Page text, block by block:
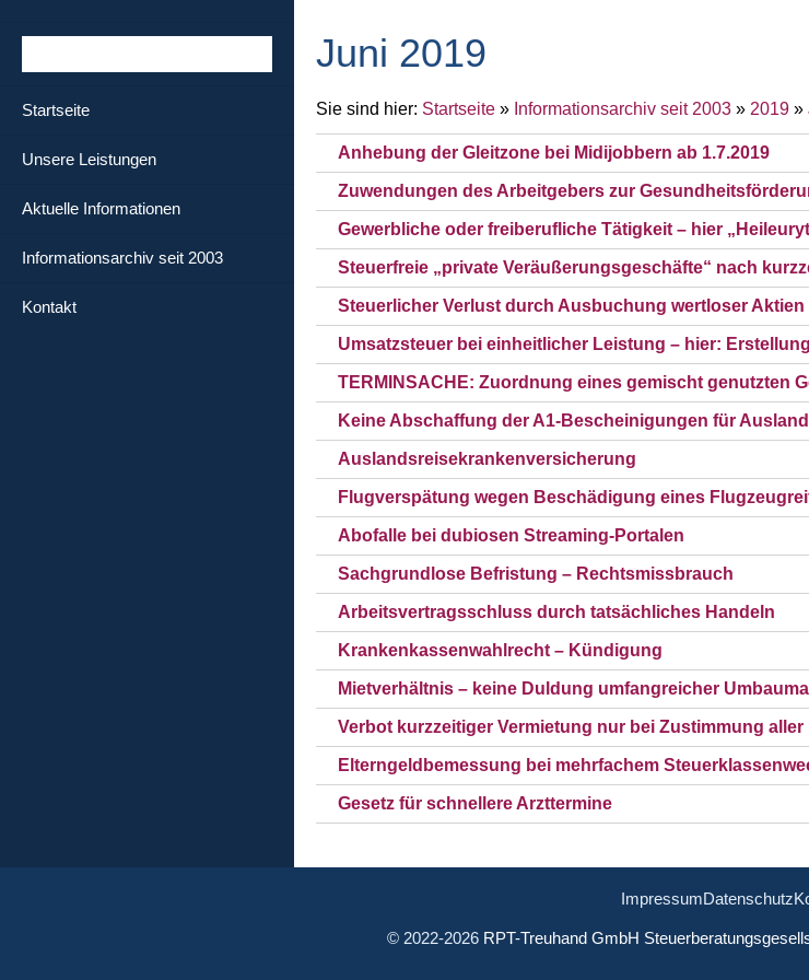
Startseite
Unsere Leistungen
Aktuelle Informationen
Informationsarchiv seit 2003
Kontakt
Juni 2019
Sie sind hier: Startseite» Informationsarchiv seit 2003» 2019»
Anhebung der Gleitzone bei Midijobbern ab 1.7.2019
Zuwendungen des Arbeitgebers zur
Gewerbliche oder freiberufliche Tätigkeit – hier
Steuerfreie „private Veräußerungsgeschäfte“ nach
Steuerlicher Verlust durch Ausbuchung wertloser Aktien
Umsatzsteuer bei einheitlicher Leistung – hier:
TERMINSACHE: Zuordnung eines gemischt genutzten
Keine Abschaffung der A1-Bescheinigungen für
Auslandsreisekrankenversicherung
Flugverspätung wegen Beschädigung eines
Abofalle bei dubiosen Streaming-Portalen
Sachgrundlose Befristung – Rechtsmissbrauch
Arbeitsvertragsschluss durch tatsächliches Handeln
Krankenkassenwahlrecht – Kündigung
Mietverhältnis – keine Duldung umfangreicher
Verbot kurzzeitiger Vermietung nur bei Zustimmung aller
Elterngeldbemessung bei mehrfachem
Gesetz für schnellere Arzttermine
ImpressumDatenschutz
© 2022-2026 RPT-Treuhand GmbH